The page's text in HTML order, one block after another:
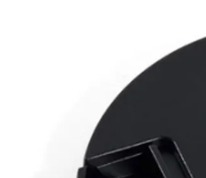
5.
8.